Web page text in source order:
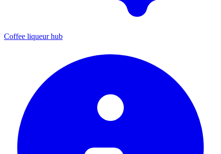
Coffee liqueur hub